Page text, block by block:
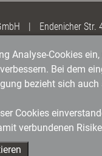
| Endenicher Str.
Analyse-Cookies
Bei dem
bezieht sich
Cookies
verbundenen